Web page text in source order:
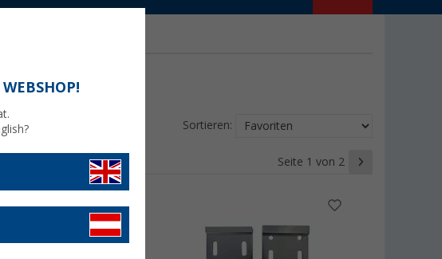
Sortieren:
Seite 1 von 2